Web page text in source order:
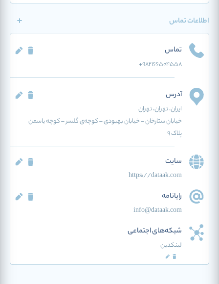
اطلاعات تماس
تماس
+9821۶۶۵۰۴۵۵۸
آدرس
ایران، تهران، تهران
خیابان ستارخان – خیابان بهبودی – کوچه‌ی گلسر – کوچه یاسمن
پلاک ۹
سایت
https://dataak.com
رایانامه
info@dataak.com
شبکه‌های اجتماعی
لینکدین